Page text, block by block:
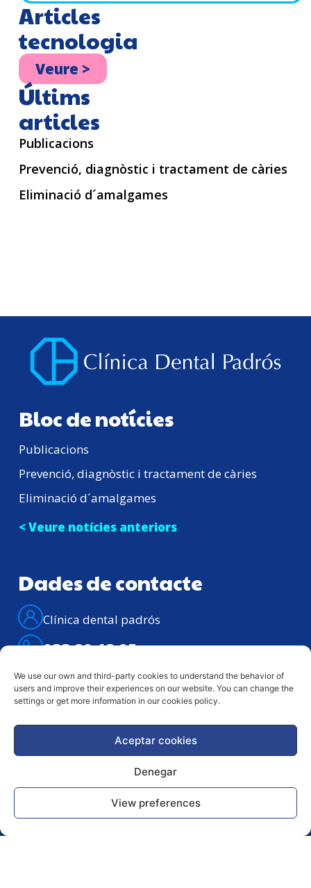
We use our own and third-party cookies to understand the behavior of
users and improve their experiences on our website. You can change the
settings or get more information in our cookies policy.
Aceptar cookies
Denegar
View preferences
Articles
tecnologia
Veure >
Últims
articles
Publicacions
Prevenció, diagnòstic i tractament de càries
Eliminació d´amalgames
Bloc de notícies
Publicacions
Prevenció, diagnòstic i tractament de càries
Eliminació d´amalgames
< Veure notícies anteriors
privacitat
Avis legal
Dades de contacte
Clínica dental padrós
933 29 18 95
608 20 16 74
Av. del Paral·lel, 84 Pral., 08001 –
Atenció telefònica: Dilluns – divendres de
9h. a 21h.